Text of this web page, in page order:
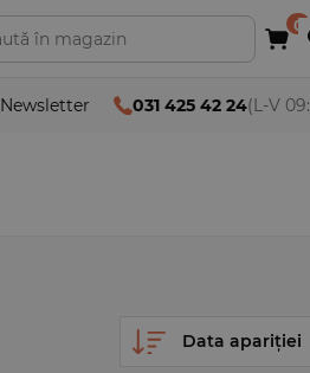
Newsletter 031 425 42 24(L-V